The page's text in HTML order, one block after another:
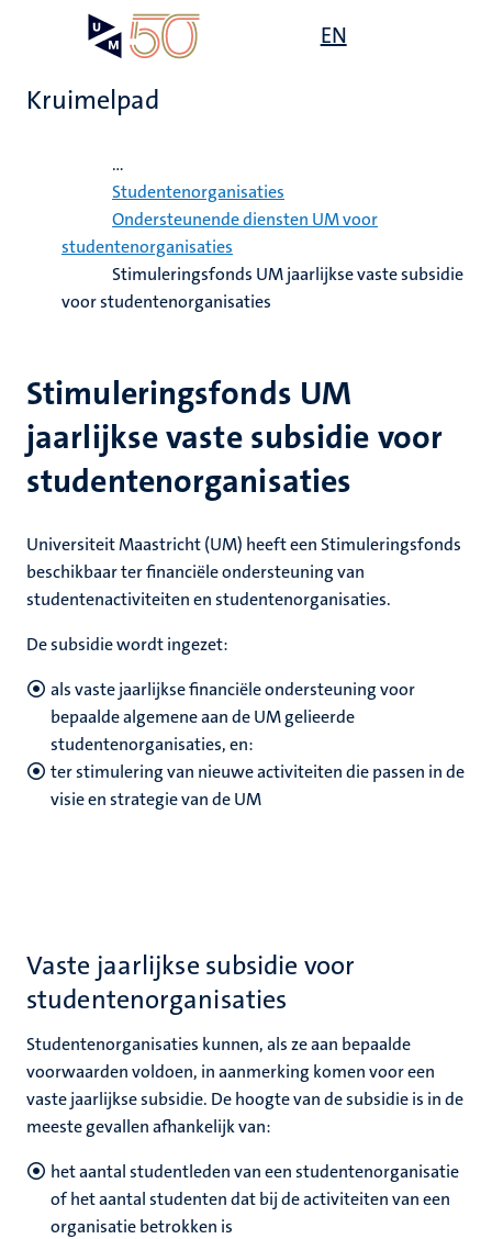
EN
Kruimelpad
...
Studentenorganisaties
Ondersteunende diensten UM voor
studentenorganisaties
Stimuleringsfonds UM jaarlijkse vaste subsidie
voor studentenorganisaties
Stimuleringsfonds UM
jaarlijkse vaste subsidie voor
studentenorganisaties
Universiteit Maastricht (UM) heeft een Stimuleringsfonds
beschikbaar ter financiële ondersteuning van
studentenactiviteiten en studentenorganisaties.
De subsidie wordt ingezet:
als vaste jaarlijkse financiële ondersteuning voor
bepaalde algemene aan de UM gelieerde
studentenorganisaties, en:
ter stimulering van nieuwe activiteiten die passen in de
visie en strategie van de UM
Vaste jaarlijkse subsidie voor
studentenorganisaties
Studentenorganisaties kunnen, als ze aan bepaalde
voorwaarden voldoen, in aanmerking komen voor een
vaste jaarlijkse subsidie. De hoogte van de subsidie is in de
meeste gevallen afhankelijk van:
het aantal studentleden van een studentenorganisatie
of het aantal studenten dat bij de activiteiten van een
organisatie betrokken is